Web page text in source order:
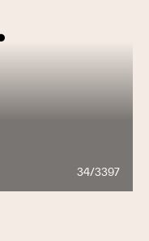
34/3397